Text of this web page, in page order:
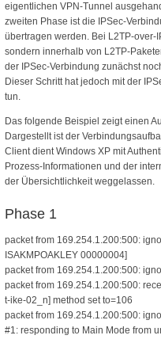
eigentlichen VPN-Tunnel
zweiten Phase ist die IPSec-
übertragen werden. Bei L2TP-
sondern innerhalb von L2TP-
der IPSec-Verbindung zunächst
Dieser Schritt hat jedoch mit der
tun.
Das folgende Beispiel zeigt einen
Dargestellt ist der
Client dient Windows XP mit
Prozess-Informationen und der
der Übersichtlichkeit weggelassen.
Phase 1
packet from 169.254.1.200:500:
ISAKMPOAKLEY 00000004]
packet from 169.254.1.200:500:
packet from 169.254.1.200:500:
t-ike-02_n] method set to=106
packet from 169.254.1.200:500:
#1: responding to Main Mode from